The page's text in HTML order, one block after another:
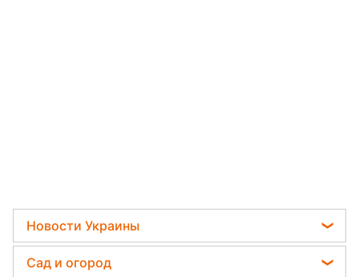
Новости Украины
Телеграм новости Украины
Сад и огород